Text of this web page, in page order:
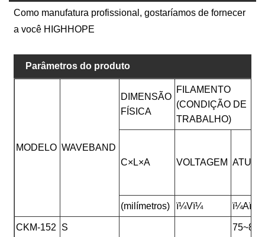
Como manufatura profissional, gostaríamos de fornecer
a você HIGHHOPE
Parâmetros do produto
MODELO WAVEBAND
DIMENSÃO
FÍSICA
FILAMENTO
(CONDIÇÃO DE
TRABALHO)
C×L×A VOLTAGEM ATUAL
(milímetros) ï¼Vï¼ ï¼Aï¼
CKM-152 S 75~85